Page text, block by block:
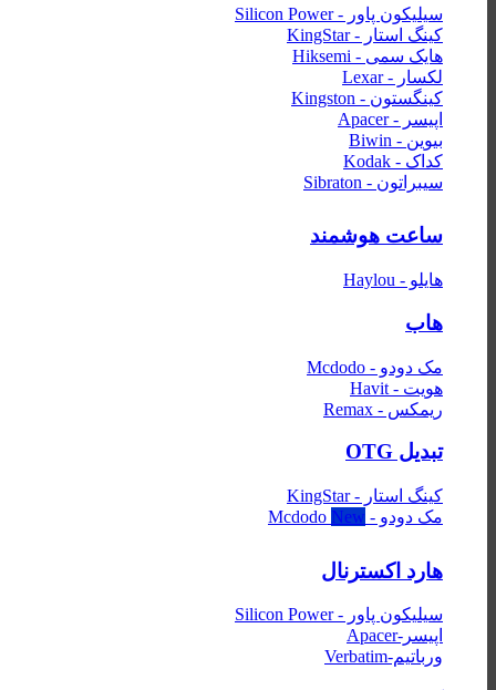
سیلیکون پاور - Silicon Power
کینگ استار - KingStar
هایک‌ سمی - Hiksemi
لکسار - Lexar
کینگستون - Kingston
اپیسر - Apacer
بیوین - Biwin
کداک - Kodak
سیبراتون - Sibraton
ساعت هوشمند
هایلو - Haylou
هاب
مک دودو - Mcdodo
هویت - Havit
ریمکس - Remax
تبدیل OTG
کینگ استار - KingStar
مک دودو - Mcdodo
هارد اکسترنال
سیلیکون پاور - Silicon Power
اپیسر-Apacer
ورباتیم-Verbatim